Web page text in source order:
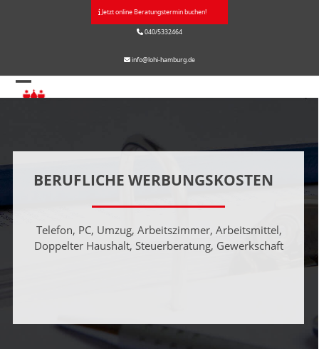
Jetzt online Beratungstermin buchen!
040/5332464
info@lohi-hamburg.de
Open
menu
Close
menu
BERUFLICHE WERBUNGSKOSTEN
Telefon, PC, Umzug, Arbeitszimmer, Arbeitsmittel,
Doppelter Haushalt, Steuerberatung, Gewerkschaft